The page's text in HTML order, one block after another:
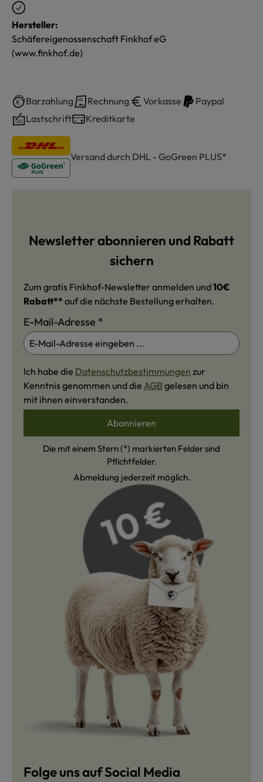
Hersteller:
Schäfereigenossenschaft Finkhof eG
(www.finkhof.de)
Barzahlung Rechnung Vorkasse
Paypal
Lastschrift
Kreditkarte
Versand durch DHL - GoGreen PLUS*
Newsletter abonnieren und Rabatt
sichern
Zum gratis Finkhof-Newsletter anmelden und10€
Rabatt** auf die nächste Bestellung erhalten.
E-Mail-Adresse *
Ich habe die Datenschutzbestimmungen zur
Kenntnis genommen und die AGB gelesen und bin
mit ihnen einverstanden.
Abonnieren
Die mit einem Stern (*) markierten Felder sind
Pflichtfelder.
Abmeldung jederzeit möglich.
Folge uns auf Social Media